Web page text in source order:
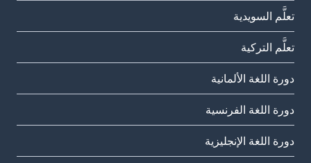
تعلَّم السويدية
تعلَّم التركية
دورة اللغة الألمانية
دورة اللغة الفرنسية
دورة اللغة الإنجليزية